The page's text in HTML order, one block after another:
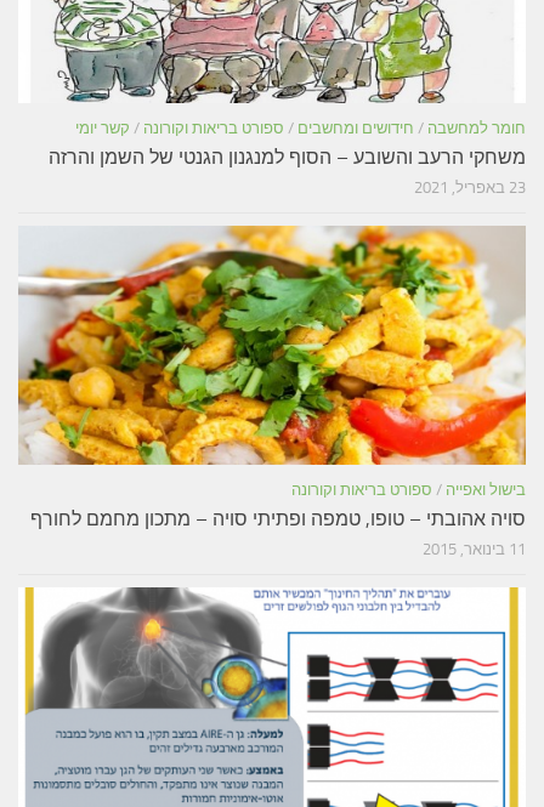
חומר למחשבה / חידושים ומחשבים / ספורט בריאות וקורונה / קשר יומי
משחקי הרעב והשובע – הסוף למנגנון הגנטי של השמן והרזה
23 באפריל, 2021
בישול ואפייה / ספורט בריאות וקורונה
סויה אהובתי – טופו, טמפה ופתיתי סויה – מתכון מחמם לחורף
11 בינואר, 2015